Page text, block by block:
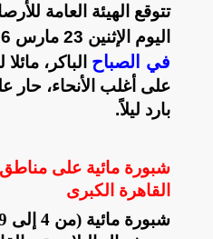
تتوقع الهيئة العامة
اليوم الإثنين 23 مارس 2026،
في الصباح الباكر،
على أغلب الأنحاء، حار
بارد ليلاً.
شبورة مائية على
القاهرة الكبرى